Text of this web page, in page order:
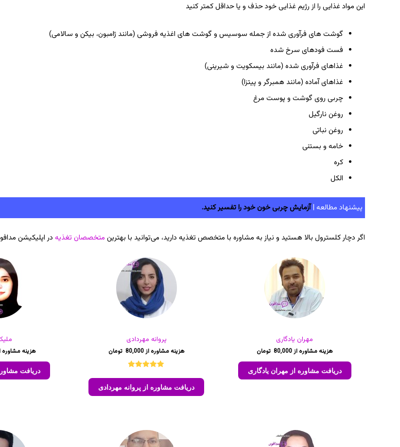
این مواد غذایی را از رژیم غذایی خود حذف و یا حداقل کمتر کنید
گوشت های فرآوری شده از جمله سوسیس و گوشت های اغذیه فروشی (مانند ژامبون، بیکن و سالامی)
فست فودهای سرخ شده
غذاهای فرآوری شده (مانند بیسکویت و شیرینی)
غذاهای آماده (مانند همبرگر و پیتزا)
چربی روی گوشت و پوست مرغ
روغن نارگیل
روغن نباتی
خامه و بستنی
کره
الکل
پیشنهاد مطالعه |آزمایش چربی خون خود را تفسیر کنید.
اگر دچار کلسترول بالا هستید و نیاز به مشاوره با متخصص تغذیه دارید، می‌توانید با بهترین متخصصان تغذیه در اپلیکیشن
مهران یادگاری
80,000
دریافت مشاوره از مهران یادگاری
پروانه مهردادی
80,000
5.00
در
دریافت مشاوره از پروانه مهردادی
دریافت